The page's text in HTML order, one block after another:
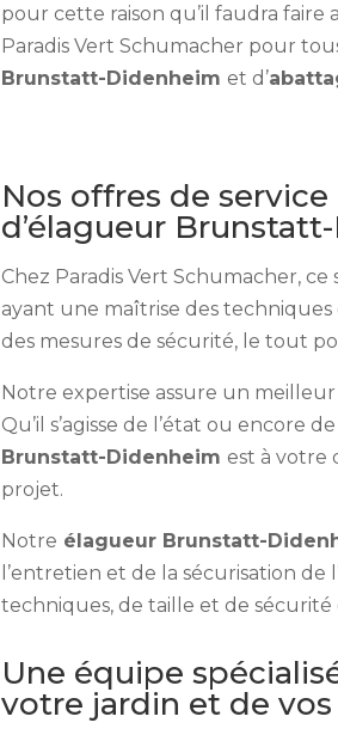
pour cette raison qu’il faudra faire
Paradis Vert Schumacher pour
Brunstatt-Didenheim et d’
Nos offres de service
d’élagueur
Chez Paradis Vert Schumacher,
ayant une maîtrise des techniques
des mesures de sécurité, le tout
Notre expertise assure un
Qu’il s’agisse de l’état ou encore
Brunstatt-Didenheim est à votre
projet.
Notre élagueur Brunstatt-
l’entretien et de la sécurisation de
techniques, de taille et de sécurité
Une équipe
votre jardin et de vos